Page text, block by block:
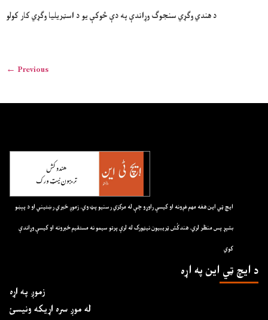
د هندي وګړي سنجوګ وړاندې په دې څوکې یو د اسټریلیا وګړي کار کولو
← Previous
ايچ ټي اين هغه مهم غږونه او کيسې راوړو چې له مرکزي رسنيو پټ وي. زموږ خبري رښتيني او د پېښو
بشپړ پس منظر لري. هندکُش ټريبيون نيټورک له لرې پرتو سيمو نه مستقيم خبرونه او کيسې وړاندې
کوي
د ايچ ټي اين په اړه
زموږ په اړه
له موږ سره اړیکه ونیسئ